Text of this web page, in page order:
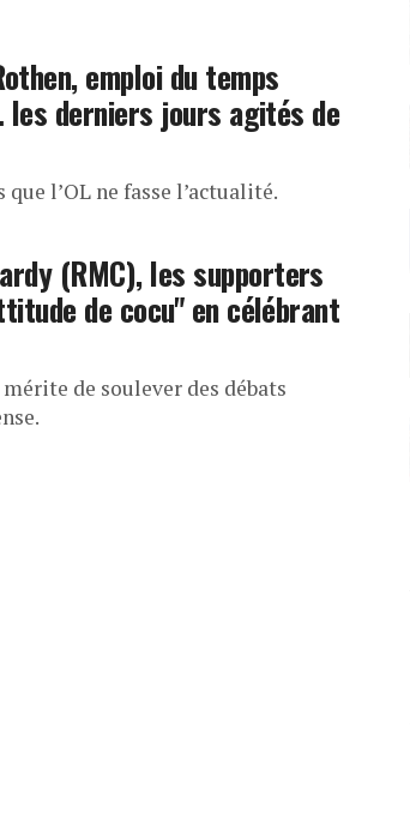
emploi du temps
derniers jours agités de
que l’OL ne fasse l’actualité.
(RMC), les supporters
de cocu" en célébrant
de soulever des débats